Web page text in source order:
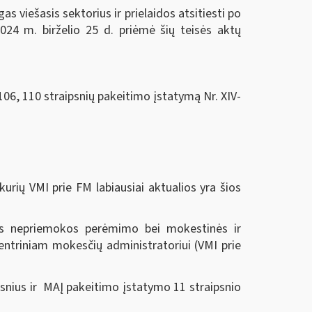
viešasis sektorius ir prielaidos atsitiesti po
m. birželio 25 d. priėmė šių teisės aktų
110 straipsnių pakeitimo įstatymą Nr. XIV-
VMI prie FM labiausiai aktualios yra šios
perėmimo bei mokestinės ir
mokesčių administratoriui (VMI prie
ir MAĮ pakeitimo įstatymo 11 straipsnio